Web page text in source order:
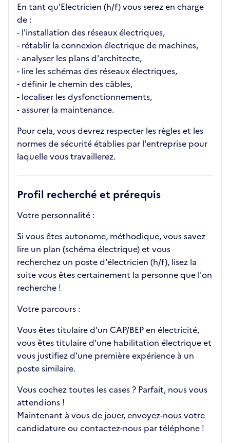
En tant qu'Electricien (h/f) vous serez en charge
de :
- l'installation des réseaux électriques,
- rétablir la connexion électrique de machines,
- analyser les plans d'architecte,
- lire les schémas des réseaux électriques,
- définir le chemin des câbles,
- localiser les dysfonctionnements,
- assurer la maintenance.
Pour cela, vous devrez respecter les règles et les
normes de sécurité établies par l'entreprise pour
laquelle vous travaillerez.
Profil recherché et prérequis
Votre personnalité :
Si vous êtes autonome, méthodique, vous savez
lire un plan (schéma électrique) et vous
recherchez un poste d'électricien (h/f), lisez la
suite vous êtes certainement la personne que l'on
recherche !
Votre parcours :
Vous êtes titulaire d'un CAP/BEP en électricité,
vous êtes titulaire d'une habilitation électrique et
vous justifiez d'une première expérience à un
poste similaire.
Vous cochez toutes les cases ? Parfait, nous vous
attendions !
Maintenant à vous de jouer, envoyez-nous votre
candidature ou contactez-nous par téléphone !